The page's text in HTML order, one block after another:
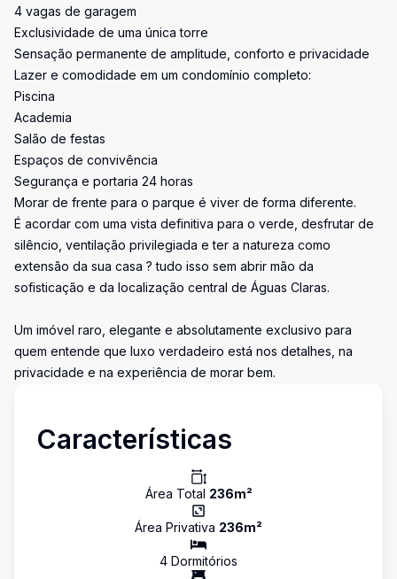
4 vagas de garagem
Exclusividade de uma única torre
Sensação permanente de amplitude, conforto e privacidade
Lazer e comodidade em um condomínio completo:
Piscina
Academia
Salão de festas
Espaços de convivência
Segurança e portaria 24 horas
Morar de frente para o parque é viver de forma diferente.
É acordar com uma vista definitiva para o verde, desfrutar de
silêncio, ventilação privilegiada e ter a natureza como
extensão da sua casa ? tudo isso sem abrir mão da
sofisticação e da localização central de Águas Claras.
Um imóvel raro, elegante e absolutamente exclusivo para
quem entende que luxo verdadeiro está nos detalhes, na
privacidade e na experiência de morar bem.
Características
Área Total 236m²
Área Privativa 236m²
4 Dormitórios